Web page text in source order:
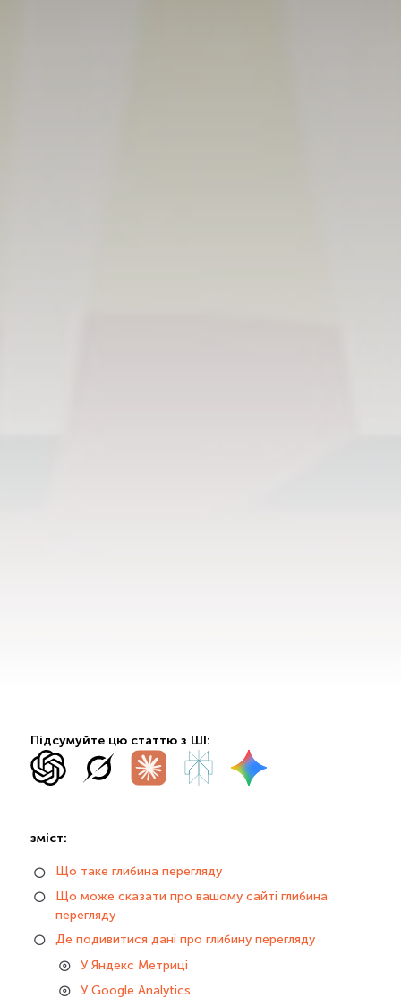
Підсумуйте цю статтю з ШІ:
зміст:
Що таке глибина перегляду
Що може сказати про вашому сайті глибина
перегляду
Де подивитися дані про глибину перегляду
У Яндекс Метриці
У Google Analytics